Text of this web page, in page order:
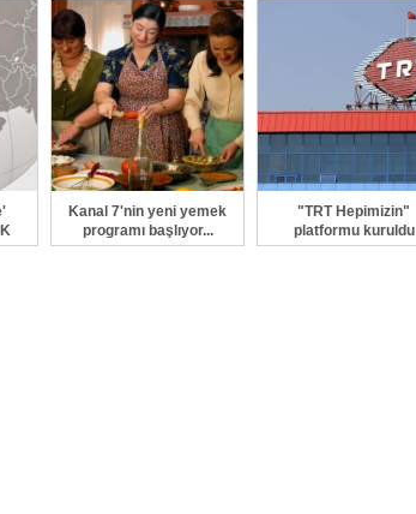
Kanal 7'nin yeni yemek
programı başlıyor...
"TRT Hepimizin"
platformu kuruldu